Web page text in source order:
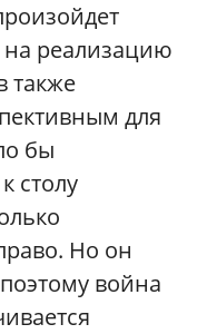
реализацию
также
для
бы
столу
Но он
война